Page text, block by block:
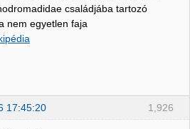
családjába tartozó
nem egyetlen faja
1,926
17:45:20